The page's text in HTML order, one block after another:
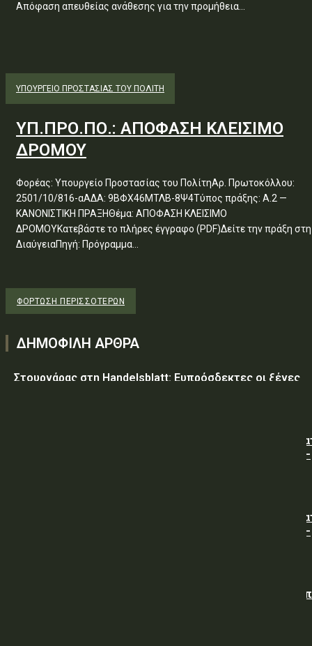
Απόφαση απευθείας ανάθεσης για την προμήθεια...
ΥΠΟΥΡΓΕΊΟ ΠΡΟΣΤΑΣΊΑΣ ΤΟΥ ΠΟΛΊΤΗ
ΥΠ.ΠΡΟ.ΠΟ.: ΑΠΟΦΑΣΗ ΚΛΕΙΣΙΜΟ
ΔΡΟΜΟΥ
Φορέας: Υπουργείο Προστασίας του ΠολίτηΑρ. Πρωτοκόλλου:
2501/10/816-αΑΔΑ: 9ΒΦΧ46ΜΤΛΒ-8Ψ4Τύπος πράξης: Α.2 —
ΚΑΝΟΝΙΣΤΙΚΗ ΠΡΑΞΗΘέμα: ΑΠΟΦΑΣΗ ΚΛΕΙΣΙΜΟ
ΔΡΟΜΟΥΚατεβάστε το πλήρες έγγραφο (PDF)Δείτε την πράξη στη
ΔιαύγειαΠηγή: Πρόγραμμα...
ΦΌΡΤΩΣΗ ΠΕΡΙΣΣΟΤΈΡΩΝ
ΔΗΜΟΦΙΛΗ ΑΡΘΡΑ
Στουρνάρας στη Handelsblatt: Ευπρόσδεκτες οι ξένες
ΥΠ.ΠΡΟ.ΠΟ.: « Προσωρινές κυκλοφοριακές ρυθμίσεις
τον 7ο Λαϊκό Αγώνα Δρόμου φράγμα Λίμνης Πλαστήρα –
ΥΠ.ΠΡΟ.ΠΟ.: « Προσωρινές κυκλοφοριακές ρυθμίσεις
τον 7ο Λαϊκό Αγώνα Δρόμου φράγμα Λίμνης Πλαστήρα –
ΥΠΕΘΑ: Διενέργεια Διαγωνισμού για την Προμήθεια